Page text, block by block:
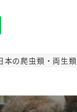
本の爬虫類・両生類